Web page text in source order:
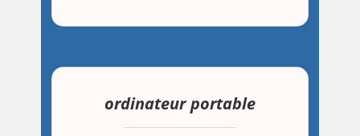
ordinateur portable